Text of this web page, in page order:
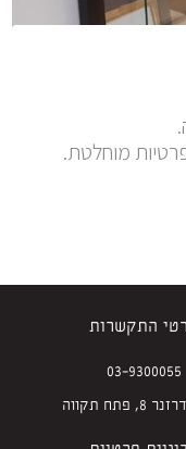
מוחלטת.
התקשרות
03-9300055
פתח תקווה